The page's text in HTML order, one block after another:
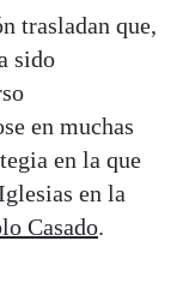
trasladan que,
sido
en muchas
en la que
en la
Casado.